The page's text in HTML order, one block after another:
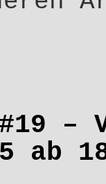
–
ab